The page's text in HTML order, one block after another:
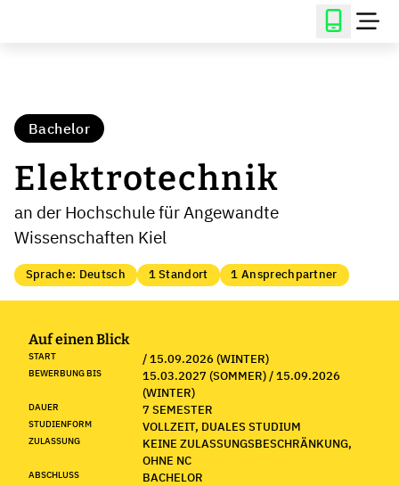
Bachelor
Elektrotechnik
an der Hochschule für Angewandte
Wissenschaften Kiel
Sprache: Deutsch 1 Standort 1 Ansprechpartner
Auf einen Blick
START / 15.09.2026 (WINTER)
BEWERBUNG BIS
15.03.2027 (SOMMER) / 15.09.2026
(WINTER)
DAUER 7 SEMESTER
STUDIENFORM VOLLZEIT, DUALES STUDIUM
ZULASSUNG
KEINE ZULASSUNGSBESCHRÄNKUNG,
OHNE NC
ABSCHLUSS BACHELOR